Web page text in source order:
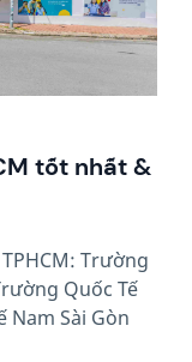
tốt nhất &
Trường
Quốc Tế
Nam Sài Gòn